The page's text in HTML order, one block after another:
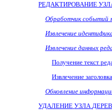
РЕДАКТИРОВАНИЕ
Обработчик событий
Извлечение
Извлечение данных
Получение текст
Извлечение
Обновление
УДАЛЕНИЕ УЗЛА